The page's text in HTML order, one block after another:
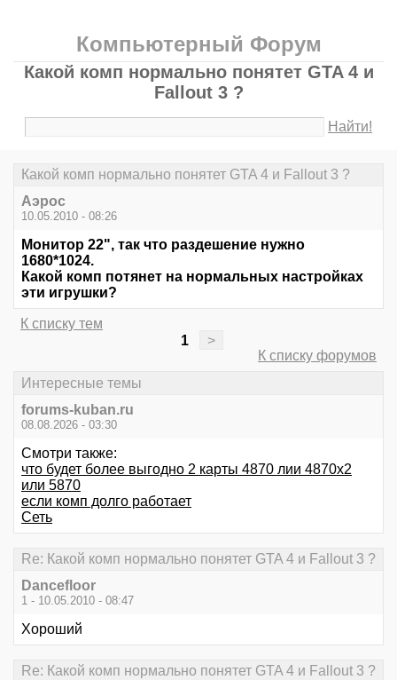
Компьютерный Форум
Какой комп нормально понятет GTA 4 и
Fallout 3 ?
Найти!
Какой комп нормально понятет GTA 4 и Fallout 3 ?
Аэрос
10.05.2010 - 08:26
Монитор 22", так что раздешение нужно
1680*1024.
Какой комп потянет на нормальных настройках
эти игрушки?
К списку тем
1
>
К списку форумов
Интересные темы
forums-kuban.ru
08.08.2026 - 03:30
Смотри также:
что будет более выгодно 2 карты 4870 лии 4870x2
или 5870
если комп долго работает
Сеть
Re: Какой комп нормально понятет GTA 4 и Fallout 3 ?
Dancefloor
1 - 10.05.2010 - 08:47
Хороший
Re: Какой комп нормально понятет GTA 4 и Fallout 3 ?